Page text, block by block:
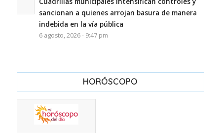
sancionan a quienes arrojan basura de manera
indebida en la vía pública
6 agosto, 2026 - 9:47 pm
HORÓSCOPO